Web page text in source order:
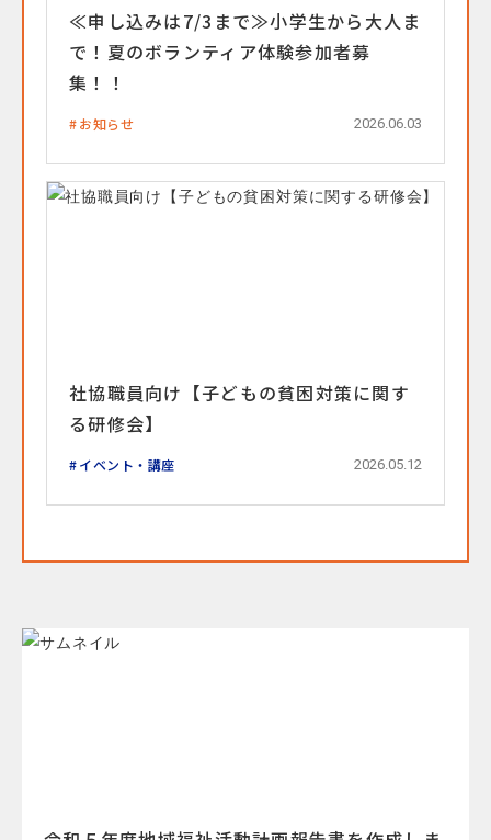
≪申し込みは7/3まで≫小学生から大人ま
で！夏のボランティア体験参加者募
集！！
お知らせ 2026.06.03
社協職員向け【子どもの貧困対策に関す
る研修会】
イベント・講座 2026.05.12